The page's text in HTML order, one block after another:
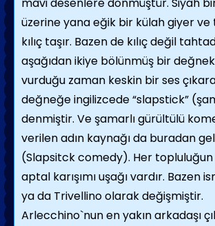
üzerine yana eğik bir külah giyer
kılıç taşır. Bazen de kılıç değil
aşağıdan ikiye bölünmüş bir
vurduğu zaman keskin bir ses
değneğe ingilizcede “slapstick”
denmiştir. Ve şamarlı gürültülü
verilen adın kaynağı da buradan
(Slapsitck comedy). Her
aptal karışımı uşağı vardır. Bazen
ya da Trivellino olarak değişmiştir.
Arlecchino`nun en yakın arkadaşı